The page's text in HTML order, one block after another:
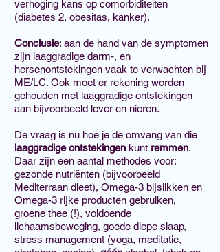
verhoging kans op comorbiditeiten
(diabetes 2, obesitas, kanker).
Conclusie: aan de hand van de symptomen
zijn laaggradige darm-, en
hersenontstekingen vaak te verwachten bij
ME/LC. Ook moet er rekening worden
gehouden met laaggradige ontstekingen
aan bijvoorbeeld lever en nieren.
De vraag is nu hoe je de omvang van die
laaggradige ontstekingen kunt remmen.
Daar zijn een aantal methodes voor:
gezonde nutriënten (bijvoorbeeld
Mediterraan dieet), Omega-3 bijslikken en
Omega-3 rijke producten gebruiken,
groene thee (!), voldoende
lichaamsbeweging, goede diepe slaap,
stress management (yoga, meditatie,